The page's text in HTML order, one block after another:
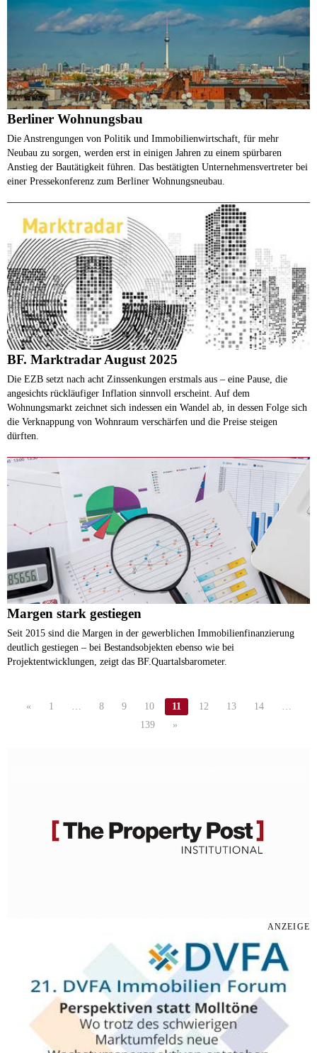
Berliner Wohnungsbau
Die Anstrengungen von Politik und Immobilienwirtschaft, für mehr
Neubau zu sorgen, werden erst in einigen Jahren zu einem spürbaren
Anstieg der Bautätigkeit führen. Das bestätigten Unternehmensvertreter bei
einer Pressekonferenz zum Berliner Wohnungsneubau.
BF. Marktradar August 2025
Die EZB setzt nach acht Zinssenkungen erstmals aus – eine Pause, die
angesichts rückläufiger Inflation sinnvoll erscheint. Auf dem
Wohnungsmarkt zeichnet sich indessen ein Wandel ab, in dessen Folge sich
die Verknappung von Wohnraum verschärfen und die Preise steigen
dürften.
Margen stark gestiegen
Seit 2015 sind die Margen in der gewerblichen Immobilienfinanzierung
deutlich gestiegen – bei Bestandsobjekten ebenso wie bei
Projektentwicklungen, zeigt das BF.Quartalsbarometer.
« 1 8 9 10 11 12 13 14
139
»
ANZEIGE